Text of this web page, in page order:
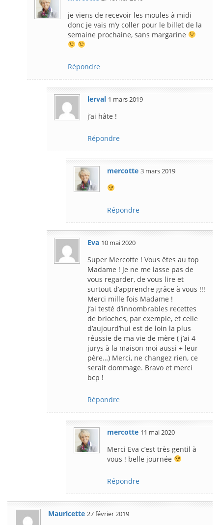
je viens de recevoir les moules à midi
donc je vais m’y coller pour le billet de la
semaine prochaine, sans margarine
Répondre
lerval 1 mars 2019
j’ai hâte !
Répondre
mercotte 3 mars 2019
Répondre
Eva 10 mai 2020
Super Mercotte ! Vous êtes au top
Madame ! Je ne me lasse pas de
vous regarder, de vous lire et
surtout d’apprendre grâce à vous !!!
Merci mille fois Madame !
J’ai testé d’innombrables recettes
de brioches, par exemple, et celle
d’aujourd’hui est de loin la plus
réussie de ma vie de mère ( j’ai 4
jurys à la maison moi aussi + leur
père…) Merci, ne changez rien, ce
serait dommage. Bravo et merci
bcp !
Répondre
mercotte 11 mai 2020
Merci Eva c’est très gentil à
vous ! belle journée
Répondre
Mauricette 27 février 2019